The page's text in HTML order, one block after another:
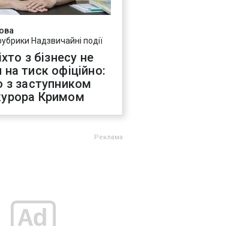
Надзвичайні події
з бізнесу не
на тиск офіційно:
з заступником
Кримом